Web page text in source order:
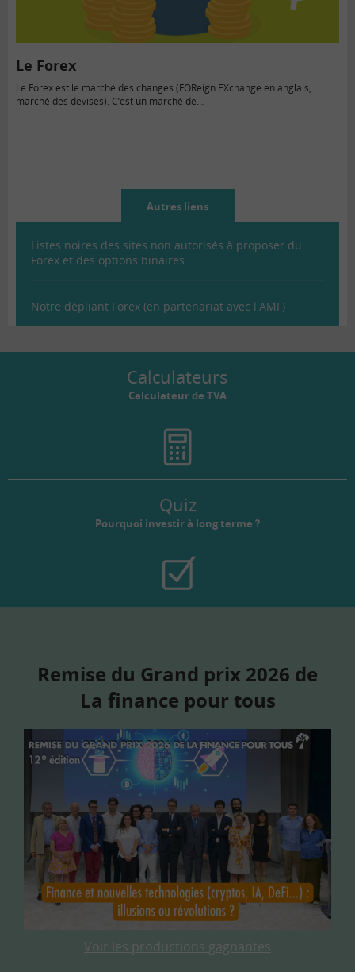
Le Forex
Le Forex est le marché des changes (FOReign EXchange en anglais,
marché des devises). C’est un marché de…
Autres liens
Listes noires des sites non autorisés à proposer du
Forex et des options binaires
Notre dépliant Forex (en partenariat avec l'AMF)
Calculateurs
Calculateur de TVA
Quiz
Pourquoi investir à long terme ?
Remise du Grand prix 2026 de
La finance pour tous
Voir les productions gagnantes